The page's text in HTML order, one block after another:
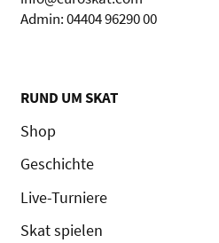
Admin: 04404 96290 00
RUND UM SKAT
Shop
Geschichte
Live-Turniere
Skat spielen